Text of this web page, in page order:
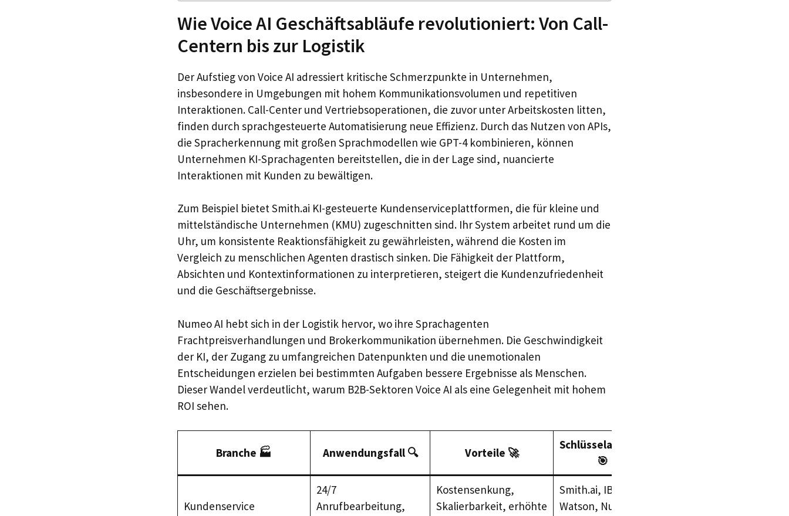
Wie Voice AI Geschäftsabläufe revolutioniert: Von Call-
Centern bis zur Logistik
Der Aufstieg von Voice AI adressiert kritische Schmerzpunkte in Unternehmen,
insbesondere in Umgebungen mit hohem Kommunikationsvolumen und repetitiven
Interaktionen. Call-Center und Vertriebsoperationen, die zuvor unter Arbeitskosten litten,
finden durch sprachgesteuerte Automatisierung neue Effizienz. Durch das Nutzen von APIs,
die Spracherkennung mit großen Sprachmodellen wie GPT-4 kombinieren, können
Unternehmen KI-Sprachagenten bereitstellen, die in der Lage sind, nuancierte
Interaktionen mit Kunden zu bewältigen.
Zum Beispiel bietet Smith.ai KI-gesteuerte Kundenserviceplattformen, die für kleine und
mittelständische Unternehmen (KMU) zugeschnitten sind. Ihr System arbeitet rund um die
Uhr, um konsistente Reaktionsfähigkeit zu gewährleisten, während die Kosten im
Vergleich zu menschlichen Agenten drastisch sinken. Die Fähigkeit der Plattform,
Absichten und Kontextinformationen zu interpretieren, steigert die Kundenzufriedenheit
und die Geschäftsergebnisse.
Numeo AI hebt sich in der Logistik hervor, wo ihre Sprachagenten
Frachtpreisverhandlungen und Brokerkommunikation übernehmen. Die Geschwindigkeit
der KI, der Zugang zu umfangreichen Datenpunkten und die unemotionalen
Entscheidungen erzielen bei bestimmten Aufgaben bessere Ergebnisse als Menschen.
Dieser Wandel verdeutlicht, warum B2B-Sektoren Voice AI als eine Gelegenheit mit hohem
ROI sehen.
Branche 🏭 Anwendungsfall 🔍 Vorteile 🚀
Schlüsselakteure
🎯
Kundenservice
24/7
Anrufbearbeitung,
Kostensenkung,
Skalierbarkeit, erhöhte
Smith.ai, IBM
Watson, Nuance